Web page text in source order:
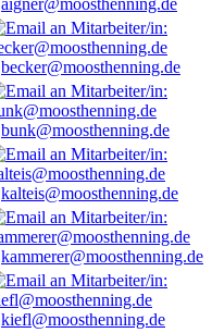
aigner@moosthenning.de
becker@moosthenning.de
bunk@moosthenning.de
kalteis@moosthenning.de
kammerer@moosthenning.de
kiefl@moosthenning.de